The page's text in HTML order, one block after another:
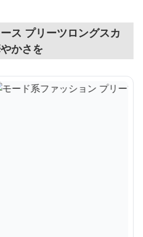
ス プリーツロングスカ
かさを